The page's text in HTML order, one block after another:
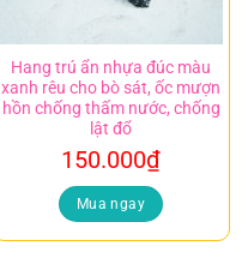
Hang trú ẩn nhựa đúc màu
xanh rêu cho bò sát, ốc mượn
hồn chống thấm nước, chống
lật đổ
150.000₫
Mua ngay